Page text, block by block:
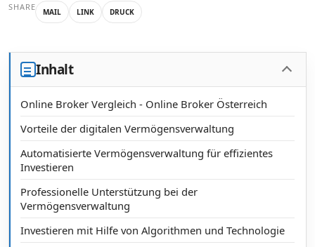
SHARE MAIL LINK DRUCK
Inhalt
Online Broker Vergleich - Online Broker Österreich
Vorteile der digitalen Vermögensverwaltung
Automatisierte Vermögensverwaltung für effizientes
Investieren
Professionelle Unterstützung bei der
Vermögensverwaltung
Investieren mit Hilfe von Algorithmen und Technologie